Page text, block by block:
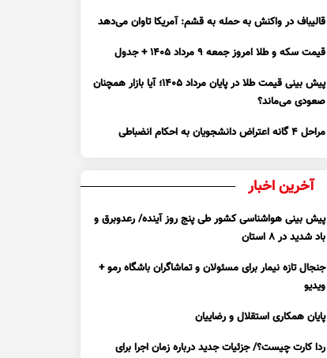
قالیباف در واکنش به حمله به قشم: آمریکا تاوان می‌دهد
قیمت سکه و طلا امروز جمعه ۹ مرداد ۱۴۰۵ + جدول
پیش بینی قیمت طلا در پایان مرداد 1405؛ آیا بازار همچنان
صعودی می‌ماند؟
مراحل ۴ گانه اعتراض دانشجویان به احکام انضباطی
آخرین اخبار
پیش بینی هواشناسی کشور طی پنج روز آینده/ رعدوبرق و
باد شدید در ۸ استان
جنجال تازه نیمار برای مسئولان و تماشاگران باشگاه رمو +
ویدیو
پایان همکاری استقلال و رضاییان
ردا کارت چیست؟/ جزئیات جدید درباره زمان اجرا برای